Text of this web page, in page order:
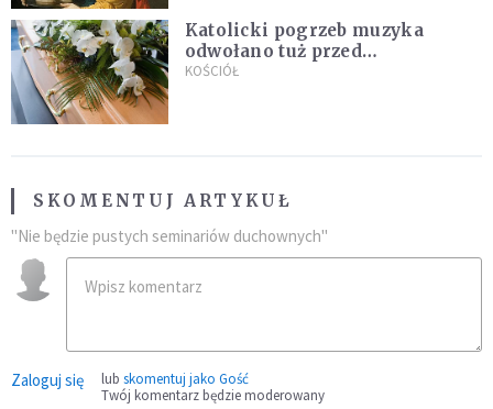
Katolicki pogrzeb muzyka
odwołano tuż przed
uroczystością. Powodem była
KOŚCIÓŁ
SKOMENTUJ ARTYKUŁ
"Nie będzie pustych seminariów duchownych"
Zaloguj się lub skomentuj jako Gość
Twój komentarz będzie moderowany